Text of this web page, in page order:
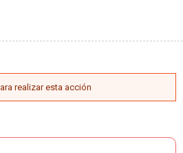
ERROR
realizar esta acción